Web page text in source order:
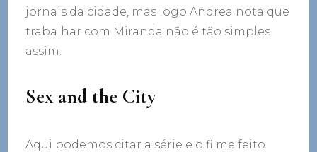
jornais da cidade, mas logo Andrea nota que
trabalhar com Miranda não é tão simples
assim.
Sex and the City
Aqui podemos citar a série e o filme feito